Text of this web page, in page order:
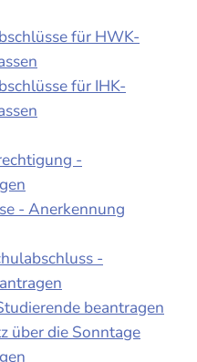
für HWK-
für IHK-
-
- Anerkennung
-
beantragen
über die Sonntage